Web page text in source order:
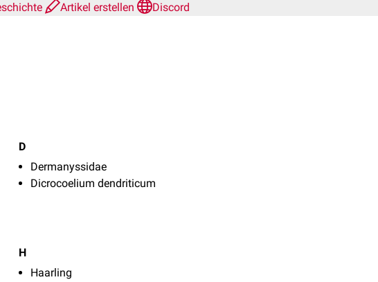
Artikel erstellen Discord
D
Dermanyssidae
Dicrocoelium dendriticum
H
Haarling